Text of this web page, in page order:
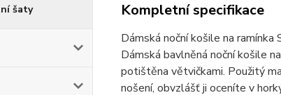
šaty Kompletní specifikace
Dámská noční košile na ramínka
Dámská bavlněná noční košile
potištěna větvičkami. Použitý
nošení, obvzlášť ji oceníte v